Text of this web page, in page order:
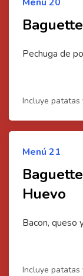
Pechuga de
Incluye patatas
Menú 21
Huevo
Bacon, queso
Incluye patatas